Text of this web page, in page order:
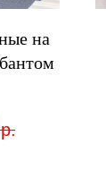
на
р.